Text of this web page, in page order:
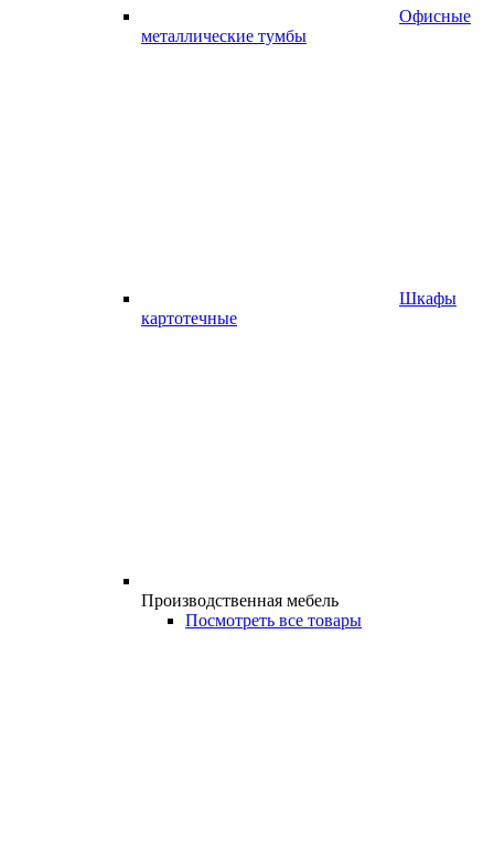
Офисные
металлические тумбы
Шкафы
картотечные
Производственная мебель
Посмотреть все товары